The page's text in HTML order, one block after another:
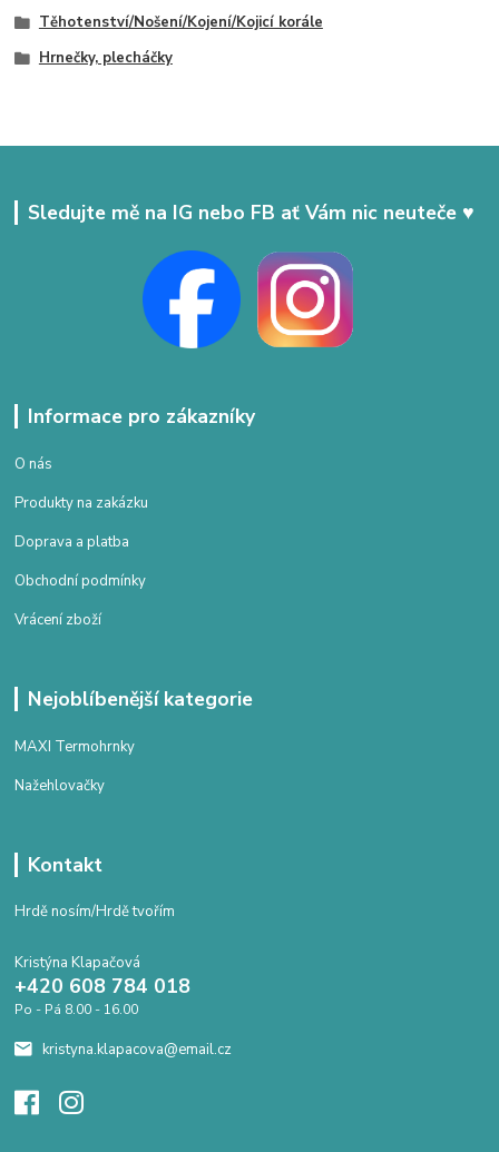
Těhotenství/Nošení/Kojení/Kojicí korále
Hrnečky, plecháčky
Sledujte mě na IG nebo FB ať Vám nic neuteče ♥
Informace pro zákazníky
O nás
Produkty na zakázku
Doprava a platba
Obchodní podmínky
Vrácení zboží
Nejoblíbenější kategorie
MAXI Termohrnky
Nažehlovačky
Kontakt
Hrdě nosím/Hrdě tvořím
Kristýna Klapačová
+420 608 784 018
Po - Pá 8.00 - 16.00
kristyna.klapacova@email.cz